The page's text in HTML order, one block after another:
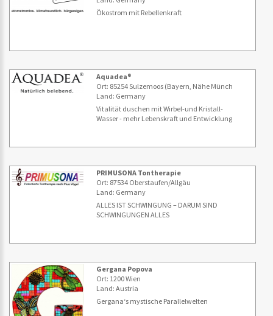
Ökostrom mit Rebellenkraft
Aquadea®
Ort: 85254 Sulzemoos (Bayern, Nähe Münch
Land: Germany
Vitalität duschen mit Wirbel-und Kristall-
Wasser - mehr Lebenskraft und Entwicklung
PRIMUSONA Tontherapie
Ort: 87534 Oberstaufen/Allgäu
Land: Germany
ALLES IST SCHWINGUNG – DARUM SIND
SCHWINGUNGEN ALLES
Gergana Popova
Ort: 1200 Wien
Land: Austria
Gergana‘s mystische Parallelwelten